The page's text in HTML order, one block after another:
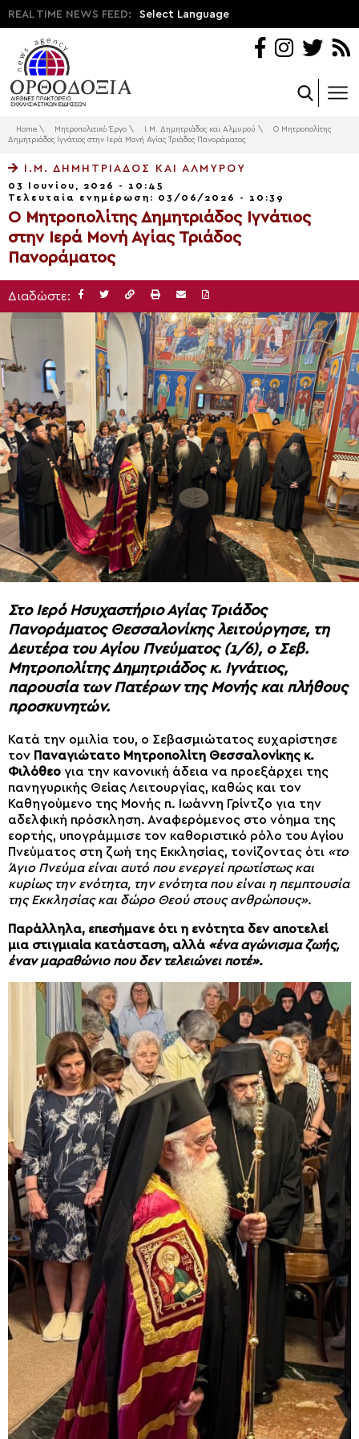
REAL TIME NEWS FEED: Select Language
Home \ Μητροπολιτικό Έργο \ Ι.Μ. Δημητριάδος και Αλμυρού \
Ο Μητροπολίτης
Δημητριάδος Ιγνάτιος στην Ιερά Μονή Αγίας Τριάδος Πανοράματος
Ι.Μ. ΔΗΜΗΤΡΙΆΔΟΣ ΚΑΙ ΑΛΜΥΡΟΎ
03 Ιουνίου, 2026 - 10:45
Τελευταία ενημέρωση: 03/06/2026 - 10:39
Ο Μητροπολίτης Δημητριάδος Ιγνάτιος
στην Ιερά Μονή Αγίας Τριάδος
Πανοράματος
Διαδώστε:
Στο Ιερό Ησυχαστήριο Αγίας Τριάδος
Πανοράματος Θεσσαλονίκης λειτούργησε, τη
Δευτέρα του Αγίου Πνεύματος (1/6), ο Σεβ.
Μητροπολίτης Δημητριάδος κ. Ιγνάτιος,
παρουσία των Πατέρων της Μονής και πλήθους
προσκυνητών.
Κατά την ομιλία του, ο Σεβασμιώτατος ευχαρίστησε
τον Παναγιώτατο Μητροπολίτη Θεσσαλονίκης κ.
Φιλόθεο για την κανονική άδεια να προεξάρχει της
πανηγυρικής Θείας Λειτουργίας, καθώς και τον
Καθηγούμενο της Μονής π. Ιωάννη Γρίντζο για την
αδελφική πρόσκληση. Αναφερόμενος στο νόημα της
εορτής, υπογράμμισε τον καθοριστικό ρόλο του Αγίου
Πνεύματος στη ζωή της Εκκλησίας, τονίζοντας ότι «το
Άγιο Πνεύμα είναι αυτό που ενεργεί πρωτίστως και
κυρίως την ενότητα, την ενότητα που είναι η πεμπτουσία
της Εκκλησίας και δώρο Θεού στους ανθρώπους».
Παράλληλα, επεσήμανε ότι η ενότητα δεν αποτελεί
μια στιγμιαία κατάσταση, αλλά «ένα αγώνισμα ζωής,
έναν μαραθώνιο που δεν τελειώνει ποτέ».